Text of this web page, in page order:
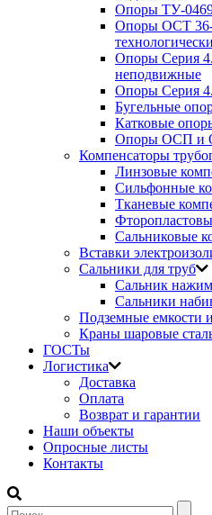
Опоры ТУ-
Опоры ОСТ 36-
Опоры Серия
неподвижные
Опоры Серия
Бугельные
Катковые
Опоры ОСП и
Компенсаторы
Линзовые
Сильфонные
Тканевые
Сальниковые
Вставки
Сальники для труб
Сальник
Сальники
Подземные емкости
Краны шаровые
ГОСТы
Логистика
Доставка
Оплата
Возврат и гарантии
Наши объекты
Опросные листы
Контакты